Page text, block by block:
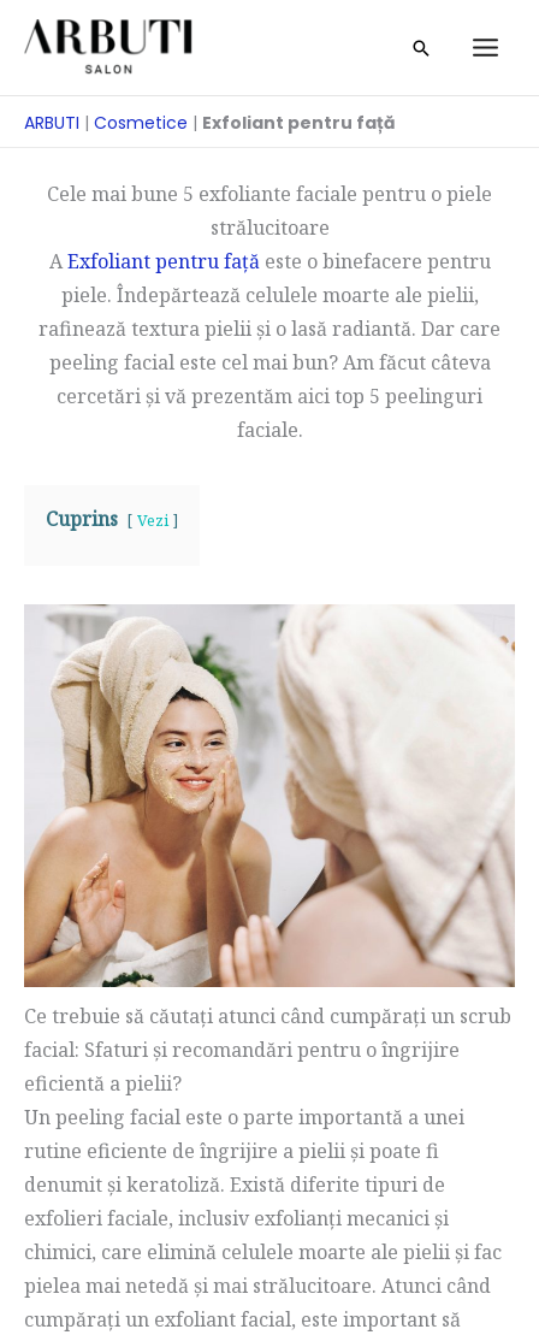
Treci
Căutare
ARBUTI | Cosmetice | Exfoliant pentru față
Cele mai bune 5 exfoliante faciale pentru o piele
strălucitoare
AExfoliant pentru fațăeste o binefacere pentru
piele. Îndepărtează celulele moarte ale pielii,
rafinează textura pielii și o lasă radiantă. Dar care
peeling facial este cel mai bun? Am făcut câteva
cercetări și vă prezentăm aici top 5 peelinguri
faciale.
Cuprins Vezi
Ce trebuie să căutați atunci când cumpărați un scrub
facial: Sfaturi și recomandări pentru o îngrijire
eficientă a pielii?
Un peeling facial este o parte importantă a unei
rutine eficiente de îngrijire a pielii și poate fi
denumit și keratoliză. Există diferite tipuri de
exfolieri faciale, inclusiv exfolianți mecanici și
chimici, care elimină celulele moarte ale pielii și fac
pielea mai netedă și mai strălucitoare. Atunci când
cumpărați un exfoliant facial, este important să